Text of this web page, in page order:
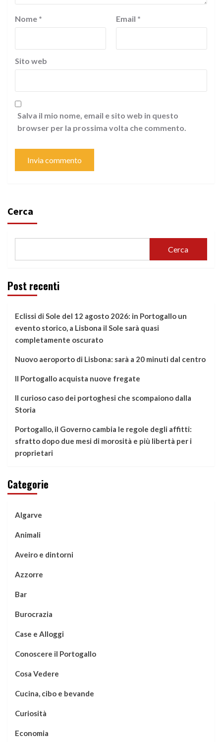
Nome * Email *
Sito web
Salva il mio nome, email e sito web in questo
browser per la prossima volta che commento.
Cerca
Cerca
Post recenti
Eclissi di Sole del 12 agosto 2026: in Portogallo un
evento storico, a Lisbona il Sole sarà quasi
completamente oscurato
Nuovo aeroporto di Lisbona: sarà a 20 minuti dal centro
Il Portogallo acquista nuove fregate
Il curioso caso dei portoghesi che scompaiono dalla
Storia
Portogallo, il Governo cambia le regole degli affitti:
sfratto dopo due mesi di morosità e più libertà per i
proprietari
Categorie
Algarve
Animali
Aveiro e dintorni
Azzorre
Bar
Burocrazia
Case e Alloggi
Conoscere il Portogallo
Cosa Vedere
Cucina, cibo e bevande
Curiosità
Economia